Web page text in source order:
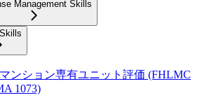
Management Skills
ンション専有ユニット評価 (FHLMC
1073)